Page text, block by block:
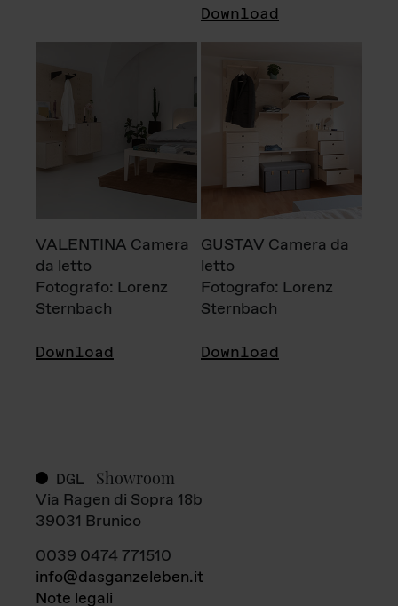
Download
VALENTINA Camera
da letto
Fotografo: Lorenz
Sternbach
Download
GUSTAV Camera da
letto
Fotografo: Lorenz
Sternbach
Download
DGL Showroom
Via Ragen di Sopra 18b
39031 Brunico
0039 0474 771510
info@dasganzeleben.it
Note legali